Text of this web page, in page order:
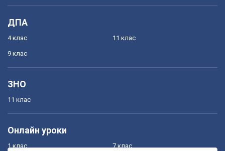
ДПА
4 клас
9 клас
11 клас
ЗНО
11 клас
Онлайн уроки
1 клас 7 клас